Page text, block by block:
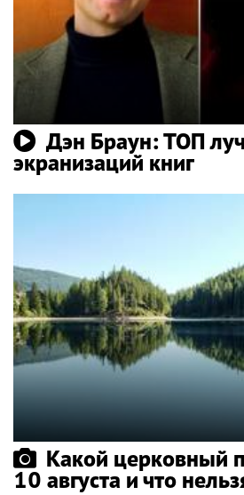
Дэн Браун: ТОП
экранизаций книг
Какой церковный
10 августа и что